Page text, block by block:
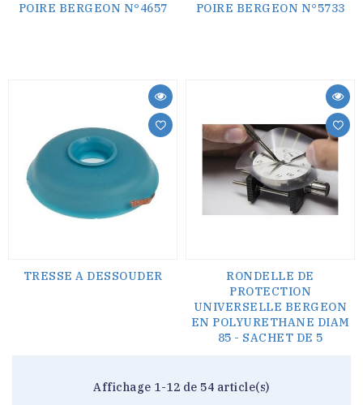
POIRE BERGEON N°4657 POIRE BERGEON N°5733
TRESSE A DESSOUDER
RONDELLE DE
PROTECTION
UNIVERSELLE BERGEON
EN POLYURETHANE DIAM
85 - SACHET DE 5
Affichage 1-12 de 54 article(s)